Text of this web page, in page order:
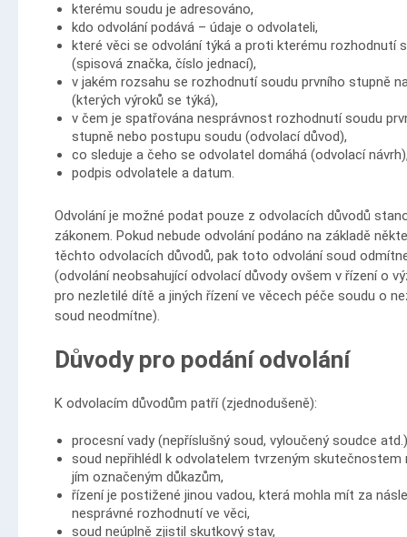
kterému soudu je adresováno,
kdo odvolání podává – údaje o odvolateli,
které věci se odvolání týká a proti kterému rozhodnutí
(spisová značka, číslo jednací),
v jakém rozsahu se rozhodnutí soudu prvního stupně
(kterých výroků se týká),
v čem je spatřována nesprávnost rozhodnutí soudu
stupně nebo postupu soudu (odvolací důvod),
co sleduje a čeho se odvolatel domáhá (odvolací
podpis odvolatele a datum.
Odvolání je možné podat pouze z odvolacích důvodů
zákonem. Pokud nebude odvolání podáno na základě
těchto odvolacích důvodů, pak toto odvolání soud
(odvolání neobsahující odvolací důvody ovšem v řízení o
pro nezletilé dítě a jiných řízení ve věcech péče soudu o
soud neodmítne).
Důvody pro podání odvolání
K odvolacím důvodům patří (zjednodušeně):
procesní vady (nepříslušný soud, vyloučený soudce
soud nepřihlédl k odvolatelem tvrzeným skutečnostem
jím označeným důkazům,
řízení je postižené jinou vadou, která mohla mít za
nesprávné rozhodnutí ve věci,
soud neúplně zjistil skutkový stav,